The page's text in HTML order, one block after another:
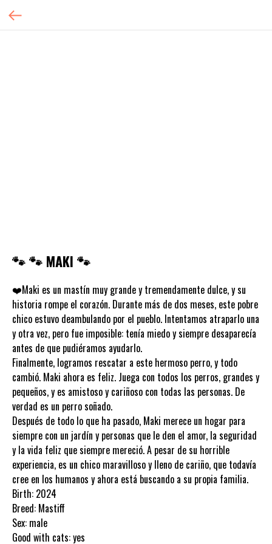
🐾 🐾 MAKI 🐾
❤️Maki es un mastín muy grande y tremendamente dulce, y su
historia rompe el corazón. Durante más de dos meses, este pobre
chico estuvo deambulando por el pueblo. Intentamos atraparlo una
y otra vez, pero fue imposible: tenía miedo y siempre desaparecía
antes de que pudiéramos ayudarlo.
Finalmente, logramos rescatar a este hermoso perro, y todo
cambió. Maki ahora es feliz. Juega con todos los perros, grandes y
pequeños, y es amistoso y cariñoso con todas las personas. De
verdad es un perro soñado.
Después de todo lo que ha pasado, Maki merece un hogar para
siempre con un jardín y personas que le den el amor, la seguridad
y la vida feliz que siempre mereció. A pesar de su horrible
experiencia, es un chico maravilloso y lleno de cariño, que todavía
cree en los humanos y ahora está buscando a su propia familia.
Birth: 2024
Breed: Mastiff
Sex: male
Good with cats: yes